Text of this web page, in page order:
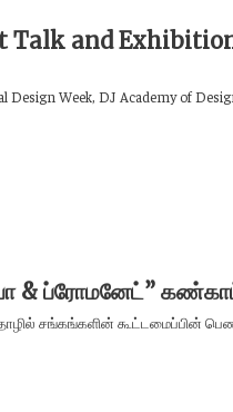
Talk and
Week, DJ Academy of
& ப்ரோமனேட்”
சங்கங்களின் கூட்டமைப்பின்